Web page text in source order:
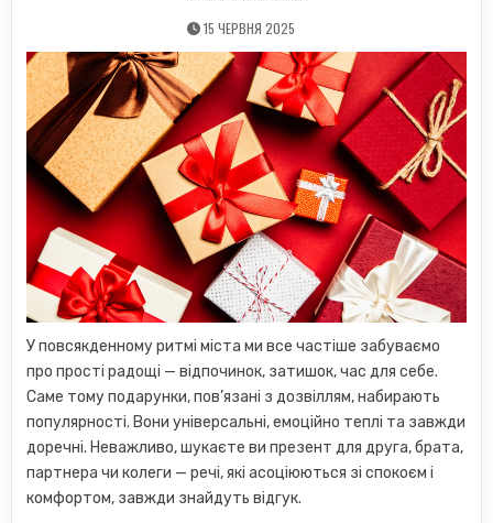
15 ЧЕРВНЯ 2025
У повсякденному ритмі міста ми все частіше забуваємо
про прості радощі — відпочинок, затишок, час для себе.
Саме тому подарунки, пов’язані з дозвіллям, набирають
популярності. Вони універсальні, емоційно теплі та завжди
доречні. Неважливо, шукаєте ви презент для друга, брата,
партнера чи колеги — речі, які асоціюються зі спокоєм і
комфортом, завжди знайдуть відгук.